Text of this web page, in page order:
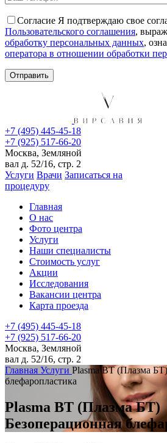
Согласие Я подтверждаю свое
Пользовательского соглашения,
обработку персональных данных,
оператора в отношении обработки
+7 (495) 445-45-18
+7 (925) 517-66-20
Москва, Земляной
вал д. 52/16, стр. 2
Услуги Врачи Записаться на
процедуру
Главная
О нас
Фото центра
Услуги
Наши специалисты
Стоимость услуг
Акции
Исследования
Вакансии центра
Карта проезда
+7 (495) 445-45-18
+7 (925) 517-66-20
Москва, Земляной
вал д. 52/16, стр. 2
Главная Услуги Plasma BT (Плазма
блефаропластика
Plasma BT (Плазма БТ)
Безоперационная